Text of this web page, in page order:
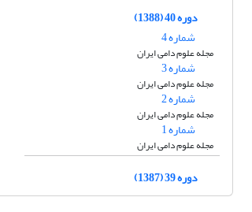
دوره 40 (1388)
شماره 4
مجله علوم دامی ایران
شماره 3
مجله علوم دامی ایران
شماره 2
مجله علوم دامی ایران
شماره 1
مجله علوم دامی ایران
دوره 39 (1387)